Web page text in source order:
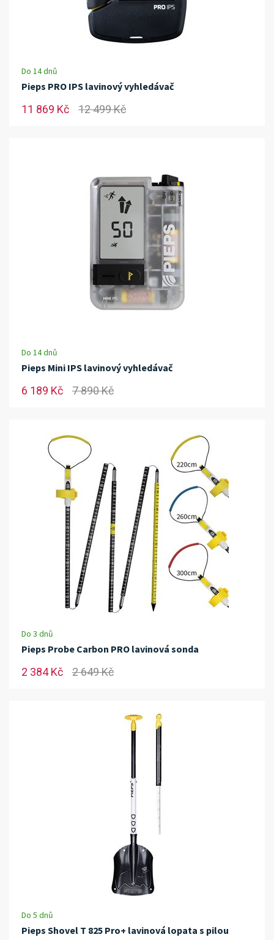
Do 14 dnů
Pieps PRO IPS lavinový vyhledávač
11 869 Kč 12 499 Kč
Do 14 dnů
Pieps Mini IPS lavinový vyhledávač
6 189 Kč 7 890 Kč
Do 3 dnů
Pieps Probe Carbon PRO lavinová sonda
2 384 Kč 2 649 Kč
Do 5 dnů
Pieps Shovel T 825 Pro+ lavinová lopata s pilou